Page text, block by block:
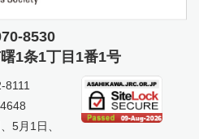
8530
1条1丁目1番1号
8111
5月1日、